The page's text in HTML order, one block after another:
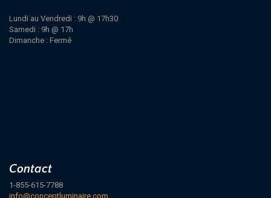
Lundi au Vendredi : 9h @ 17h30
Samedi : 9h @ 17h
Dimanche : Fermé
Contact
1-855-615-7788
info@conceptluminaire.com